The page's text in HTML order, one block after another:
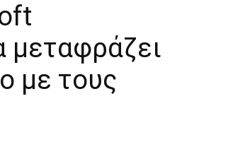
μεταφράζει
με τους